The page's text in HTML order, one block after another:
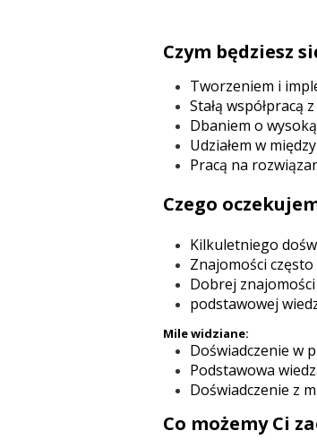
Czym będziesz
Tworzeniem i
Stałą
Dbaniem o
Udziałem w
Pracą na
Czego
Kilkuletniego
Znajomości
Dobrej
podstawowej
Mile widziane:
Doświadczenie w
Podstawowa
Doświadczenie z
Co możemy Ci